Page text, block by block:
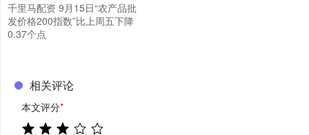
千里马配资 9月15日“农产品批
发价格200指数”比上周五下降
0.37个点
相关评论
本文评分*